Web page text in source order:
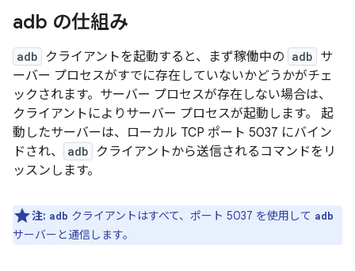
adb の仕組み
adb クライアントを起動すると、まず稼働中の adb サ
ーバー プロセスがすでに存在していないかどうかがチェ
ックされます。サーバー プロセスが存在しない場合は、
クライアントによりサーバー プロセスが起動します。 起
動したサーバーは、ローカル TCP ポート 5037 にバイン
ドされ、
adb
クライアントから送信されるコマンドをリ
ッスンします。
注: adb クライアントはすべて、ポート 5037 を使用して adb
サーバーと通信します。